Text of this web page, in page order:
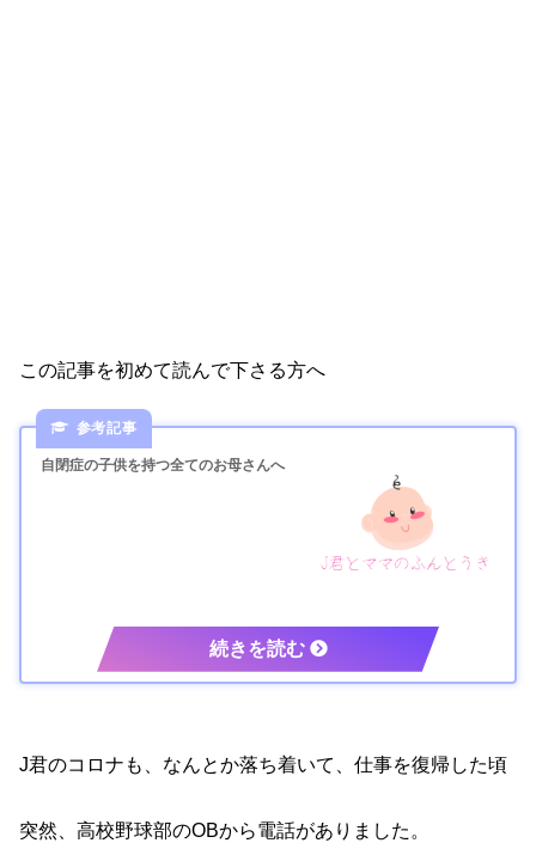
この記事を初めて読んで下さる方へ
自閉症の子供を持つ全てのお母さんへ
J君のコロナも、なんとか落ち着いて、仕事を復帰した頃
突然、高校野球部のOBから電話がありました。